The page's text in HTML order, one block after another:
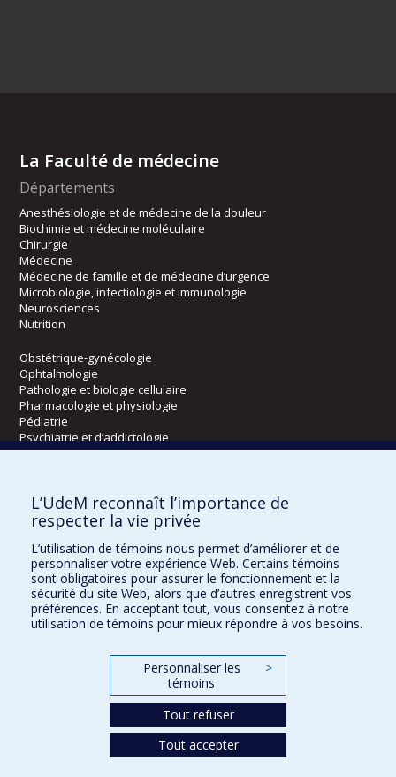
La Faculté de médecine
Départements
Anesthésiologie et de médecine de la douleur
Biochimie et médecine moléculaire
Chirurgie
Médecine
Médecine de famille et de médecine d’urgence
Microbiologie, infectiologie et immunologie
Neurosciences
Nutrition
Obstétrique-gynécologie
Ophtalmologie
Pathologie et biologie cellulaire
Pharmacologie et physiologie
Pédiatrie
Psychiatrie et d’addictologie
Radiologie, radio-oncologie et médecine nucléaire
Écoles
Orthophonie et audiologie
Réadaptation
Directions
L’UdeM reconnaît l’importance de
respecter la vie privée
L’utilisation de témoins nous permet d’améliorer et de
personnaliser votre expérience Web. Certains témoins
sont obligatoires pour assurer le fonctionnement et la
sécurité du site Web, alors que d’autres enregistrent vos
préférences. En acceptant tout, vous consentez à notre
utilisation de témoins pour mieux répondre à vos besoins.
Personnaliser les
témoins
>
Tout refuser
Tout accepter